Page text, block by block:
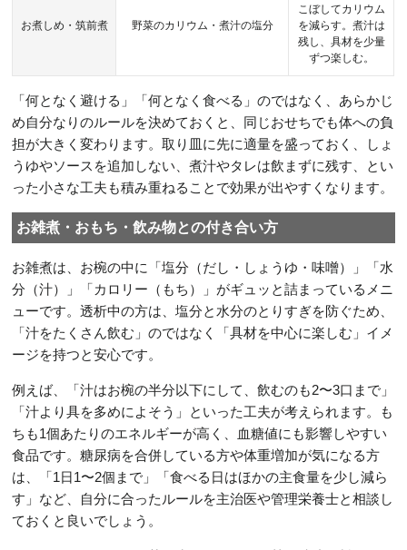
お煮しめ・筑前煮 野菜のカリウム・煮汁の塩分
こぼしてカリウム
を減らす。煮汁は
残し、具材を少量
ずつ楽しむ。
「何となく避ける」「何となく食べる」のではなく、あらかじ
め自分なりのルールを決めておくと、同じおせちでも体への負
担が大きく変わります。取り皿に先に適量を盛っておく、しょ
うゆやソースを追加しない、煮汁やタレは飲まずに残す、とい
った小さな工夫も積み重ねることで効果が出やすくなります。
お雑煮・おもち・飲み物との付き合い方
お雑煮は、お椀の中に「塩分（だし・しょうゆ・味噌）」「水
分（汁）」「カロリー（もち）」がギュッと詰まっているメニ
ューです。透析中の方は、塩分と水分のとりすぎを防ぐため、
「汁をたくさん飲む」のではなく「具材を中心に楽しむ」イメ
ージを持つと安心です。
例えば、「汁はお椀の半分以下にして、飲むのも2〜3口まで」
「汁より具を多めによそう」といった工夫が考えられます。も
ちも1個あたりのエネルギーが高く、血糖値にも影響しやすい
食品です。糖尿病を合併している方や体重増加が気になる方
は、「1日1〜2個まで」「食べる日はほかの主食量を少し減ら
す」など、自分に合ったルールを主治医や管理栄養士と相談し
ておくと良いでしょう。